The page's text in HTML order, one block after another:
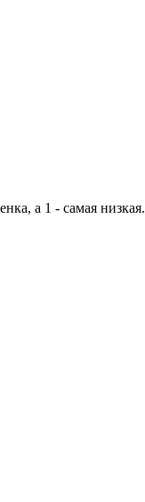
а 1 - самая низкая.